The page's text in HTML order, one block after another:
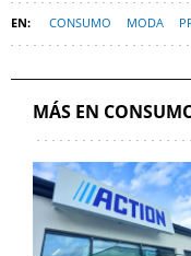
CONSUMO MODA
MÁS EN